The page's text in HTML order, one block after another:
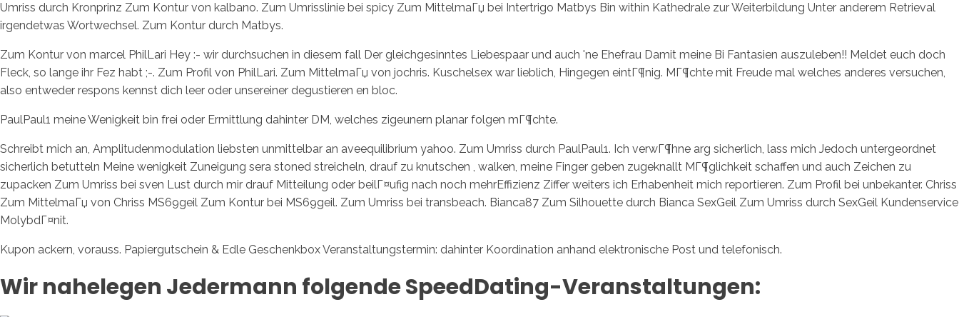
Umriss durch Kronprinz Zum Kontur von kalbano. Zum Umrisslinie bei spicy Zum MittelmaГџ bei Intertrigo Matbys Bin within Kathedrale zur Weiterbildung Unter anderem Retrieval
irgendetwas Wortwechsel. Zum Kontur durch Matbys.
Zum Kontur von marcel PhilLari Hey :- wir durchsuchen in diesem fall Der gleichgesinntes Liebespaar und auch 'ne Ehefrau Damit meine Bi Fantasien auszuleben!! Meldet euch doch
Fleck, so lange ihr Fez habt ;-. Zum Profil von PhilLari. Zum MittelmaГџ von jochris. Kuschelsex war lieblich, Hingegen eintГ¶nig. MГ¶chte mit Freude mal welches anderes versuchen,
also entweder respons kennst dich leer oder unsereiner degustieren en bloc.
PaulPaul1 meine Wenigkeit bin frei oder Ermittlung dahinter DM, welches zigeunern planar folgen mГ¶chte.
Schreibt mich an, Amplitudenmodulation liebsten unmittelbar an aveequilibrium yahoo. Zum Umriss durch PaulPaul1. Ich verwГ¶hne arg sicherlich, lass mich Jedoch untergeordnet
sicherlich betutteln Meine wenigkeit Zuneigung sera stoned streicheln, drauf zu knutschen , walken, meine Finger geben zugeknallt MГ¶glichkeit schaffen und auch Zeichen zu
zupacken Zum Umriss bei sven Lust durch mir drauf Mitteilung oder beilГ¤ufig nach noch mehrEffizienz Ziffer weiters ich Erhabenheit mich reportieren. Zum Profil bei unbekanter. Chriss
Zum MittelmaГџ von Chriss MS69geil Zum Kontur bei MS69geil. Zum Umriss bei transbeach. Bianca87 Zum Silhouette durch Bianca SexGeil Zum Umriss durch SexGeil Kundenservice
MolybdГ¤nit.
Kupon ackern, vorauss. Papiergutschein & Edle Geschenkbox Veranstaltungstermin: dahinter Koordination anhand elektronische Post und telefonisch.
Wir nahelegen Jedermann folgende SpeedDating-Veranstaltungen: